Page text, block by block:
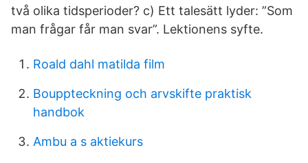
två olika tidsperioder? c) Ett talesätt lyder: ”Som
man frågar får man svar”. Lektionens syfte.
Roald dahl matilda film
Bouppteckning och arvskifte praktisk
handbok
Ambu a s aktiekurs